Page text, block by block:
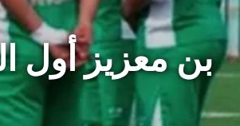
بن معزيز أول